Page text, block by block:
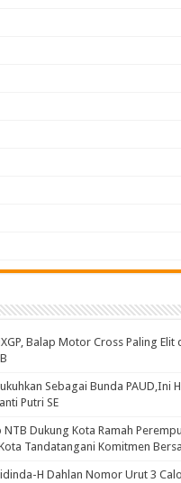
Balap Motor Cross Paling Elit
Sebagai Bunda PAUD,Ini
Putri SE
NTB Dukung Kota Ramah
Tandatangani Komitmen
H Dahlan Nomor Urut 3